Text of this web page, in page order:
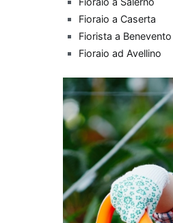
Fioraio a Caserta
Fiorista a Benevento
Fioraio ad Avellino